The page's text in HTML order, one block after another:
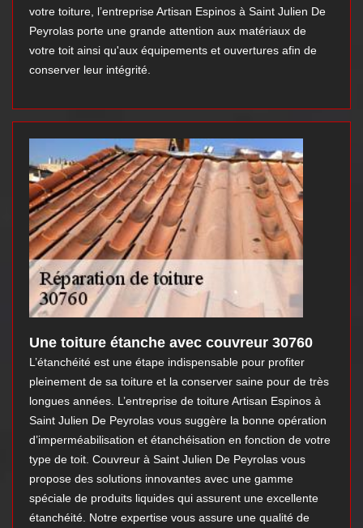
votre toiture, l’entreprise Artisan Espinos à Saint Julien De
Peyrolas porte une grande attention aux matériaux de
votre toit ainsi qu'aux équipements et ouvertures afin de
conserver leur intégrité.
Une toiture étanche avec couvreur 30760
L’étanchéité est une étape indispensable pour profiter
pleinement de sa toiture et la conserver saine pour de très
longues années. L’entreprise de toiture Artisan Espinos à
Saint Julien De Peyrolas vous suggère la bonne opération
d’imperméabilisation et étanchéisation en fonction de votre
type de toit. Couvreur à Saint Julien De Peyrolas vous
propose des solutions innovantes avec une gamme
spéciale de produits liquides qui assurent une excellente
étanchéité. Notre expertise vous assure une qualité de